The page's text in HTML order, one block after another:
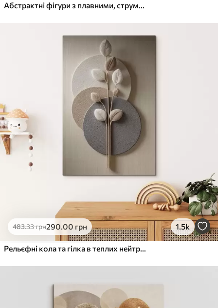
Абстрактні фігури з плавними, струмливими лініями у відтінках кремового та бежевого
483.33грн290.00 грн 1.5k
Рельєфні кола та гілка в теплих нейтральних тонах